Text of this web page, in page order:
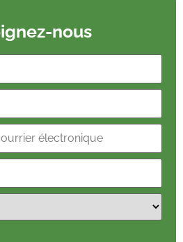
nous